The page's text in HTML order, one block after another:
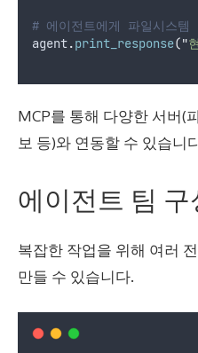
# 에이전트에게 파일시스템
agent.print_response("
MCP를 통해 다양한 서버(
보 등)와 연동할 수 있습니
에이전트 팀 구
복잡한 작업을 위해 여러
만들 수 있습니다.